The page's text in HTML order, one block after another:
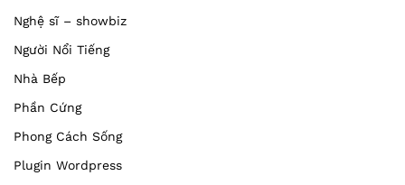
Nghệ sĩ – showbiz
Người Nổi Tiếng
Nhà Bếp
Phần Cứng
Phong Cách Sống
Plugin Wordpress